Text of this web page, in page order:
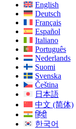
English
Deutsch
Français
Español
Italiano
Português
Nederlands
Suomi
Svenska
Čeština
日本語
中文 (简体)
हिंदी
한국어